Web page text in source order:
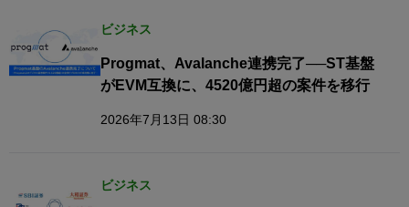
ビジネス
Progmat、Avalanche連携完了──ST基盤
がEVM互換に、4520億円超の案件を移行
2026年7月13日 08:30
ビジネス